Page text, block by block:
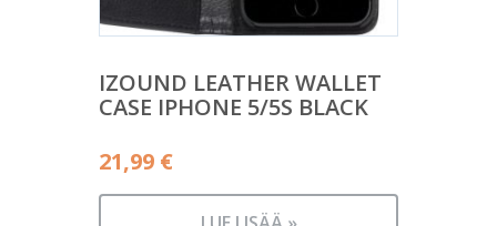
IZOUND LEATHER WALLET
CASE IPHONE 5/5S BLACK
21,99 €